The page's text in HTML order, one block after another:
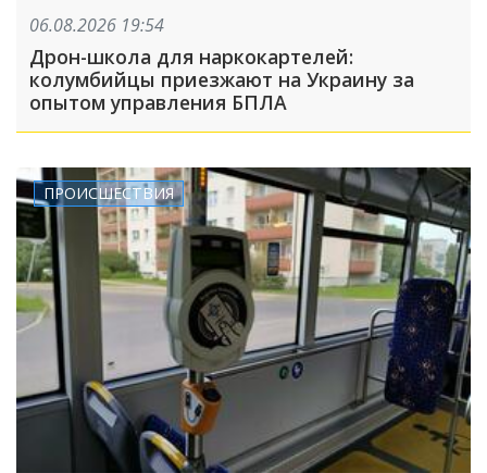
06.08.2026 19:54
Дрон-школа для наркокартелей:
колумбийцы приезжают на Украину за
опытом управления БПЛА
ПРОИСШЕСТВИЯ